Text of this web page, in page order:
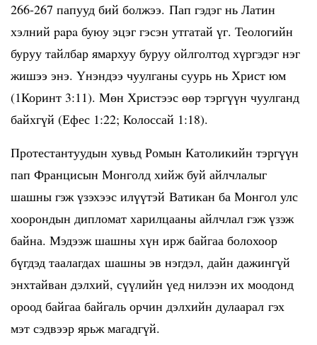
266-267 папууд бий болжээ. Пап гэдэг нь Латин
хэлний papa буюу эцэг гэсэн утгатай үг. Теологийн
буруу тайлбар ямархуу буруу ойлголтод хүргэдэг нэг
жишээ энэ. Үнэндээ чуулганы суурь нь Христ юм
(1Коринт 3:11). Мөн Христээс өөр тэргүүн чуулганд
байхгүй (Ефес 1:22; Колоссай 1:18).
Протестантуудын хувьд Ромын Католикийн тэргүүн
пап Францисын Монголд хийж буй айлчлалыг
шашны гэж үзэхээс илүүтэй Ватикан ба Монгол улс
хоорондын дипломат харилцааны айлчлал гэж үзэж
байна. Мэдээж шашны хүн ирж байгаа болохоор
бүгдэд таалагдах шашны эв нэгдэл, дайн дажингүй
энхтайван дэлхий, сүүлийн үед нилээн их моодонд
ороод байгаа байгаль орчин дэлхийн дулаарал гэх
мэт сэдвээр ярьж магадгүй.